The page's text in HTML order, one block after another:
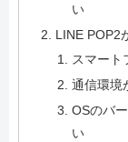
い
LINE POP2
スマート
通信環境
OSのバ
い